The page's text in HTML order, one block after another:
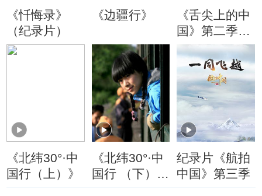
《忏悔录》
（纪录片）
《边疆行》
《舌尖上的中
国》第二季精
切视频
《北纬30°·中
国行（上）》
《北纬30°·中
国行 （下）
纪录片《航拍
中国》第三季